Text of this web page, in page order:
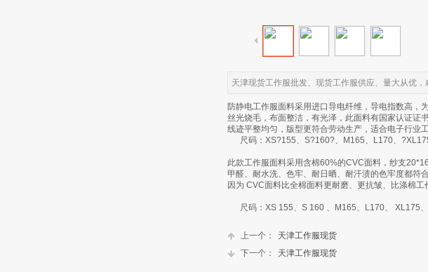
天津现货工作服批发、现货工作服供应、量大从优，
防静电工作服面料采用进口导电纤维，导电指数高，
丝光烧毛，布面整洁，有光泽，此面料有国家认证证
线迹平整均匀，版型更符合劳动生产，适合电子行业
尺码：XS?155、S?160?、M165、L170、
此款工作服面料采用含棉60%的CVC面料，纱支
甲醛、耐水洗、色牢、耐日晒、耐汗渍的色牢度都符
因为 CVC面料比全棉面料更耐磨、更抗皱、比涤棉
尺码：XS 155、S 160 、M165、L170、 XL175
上一个：
天津工作服现货
下一个：
天津工作服现货